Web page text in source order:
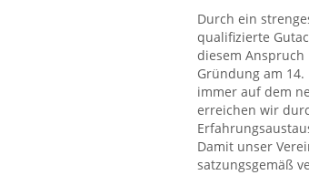
Durch ein
qualifizierte
diesem
Gründung am
immer auf dem
erreichen wir
Damit unser
satzungsgemäß